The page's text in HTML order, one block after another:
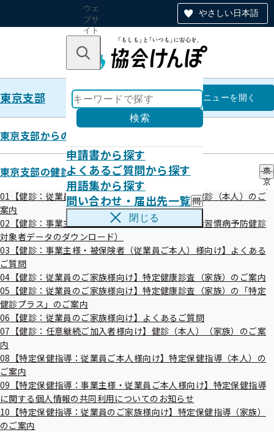
やさしい日本語
ウェ
ブサ
イト
のナ
ン
キーワードで探す
検索
申請書から探す
よくあるご質問から探す
用語集から探す
問い合わせ・届出先一覧 問
い
せ
・
出
先
の
サ
メ
ー
閉じる
東京支部 東京支部
メニューを開く
東京支部からのお知らせ
東京支部の健診・保健指導のご案内
東
京
支
部
健
・
指
導
内
サ
メ
ニ
01【健診：従業員ご本人様向け】生活習慣病予防健診（本人）のご
案内
02【健診：事業主様向け】情報提供サービス（生活習慣病予防健診
対象者データのダウンロード）
03【健診：事業主様・被保険者（従業員ご本人）様向け】よくある
ご質問
04【健診：従業員のご家族様向け】特定健康診査（家族）のご案内
05【健診：従業員のご家族様向け】特定健康診査（家族）の「特定
健診プラス」のご案内
06【健診：従業員のご家族様向け】よくあるご質問
07【健診：任意継続ご加入者様向け】健診（本人）（家族）のご案
内
08【特定保健指導：従業員ご本人様向け】特定保健指導（本人）の
ご案内
09【特定保健指導：事業主様・従業員ご本人様向け】特定保健指導
に関する個人情報の共同利用についてのお知らせ
10【特定保健指導：従業員のご家族様向け】特定保健指導（家族）
のご案内
4.健康優良企業認定について
目次
「健康優良企業」とは？
認定までの流れ
宣言企業一覧
各種変更について
【募集】健康企業宣言事業所向け協賛団体
健康経営に取組む事業所へのサポート